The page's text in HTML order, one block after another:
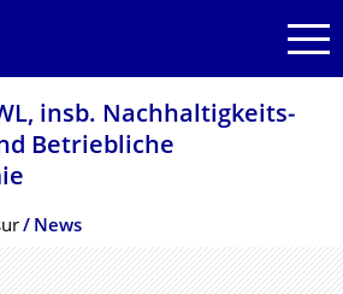
insb. Nachhaltigkeits­
Betriebliche
News